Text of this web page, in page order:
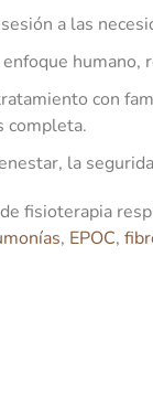
a las
humano,
con
completa.
la
fisioterapia
, EPOC,